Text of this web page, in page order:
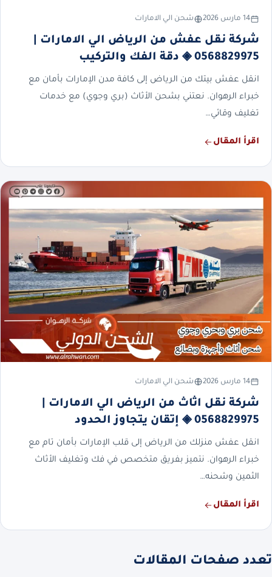
14 مارس 2026 شحن الي الامارات
شركة نقل عفش من الرياض الي الامارات |
0568829975 ◈ دقة الفك والتركيب
انقل عفش بيتك من الرياض إلى كافة مدن الإمارات بأمان مع
خبراء الرهوان. نعتني بشحن الأثاث (بري وجوي) مع خدمات
تغليف وقائي…
اقرأ المقال
14 مارس 2026 شحن الي الامارات
شركة نقل اثاث من الرياض الي الامارات |
0568829975 ◈ إتقان يتجاوز الحدود
انقل عفش منزلك من الرياض إلى قلب الإمارات بأمان تام مع
خبراء الرهوان. نتميز بفريق متخصص في فك وتغليف الأثاث
الثمين وشحنه…
اقرأ المقال
تعدد صفحات المقالات